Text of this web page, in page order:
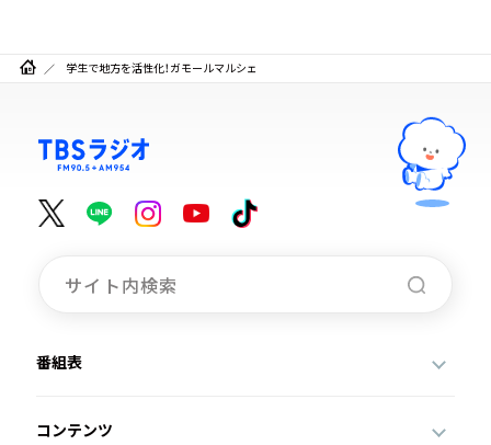
学生で地方を活性化！ガモールマルシェ
番組表
コンテンツ